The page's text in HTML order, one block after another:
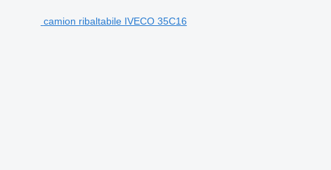
camion ribaltabile IVECO 35C16